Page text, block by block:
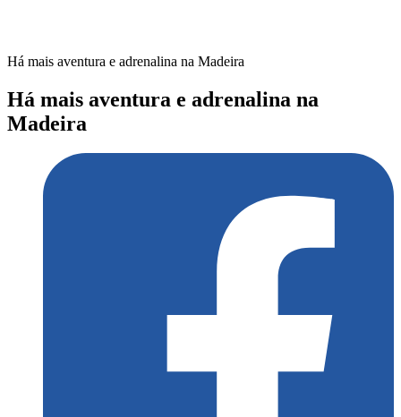
Há mais aventura e adrenalina na Madeira
Há mais aventura e adrenalina na
Madeira